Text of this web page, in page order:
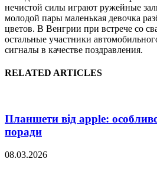
нечистой силы играют ружейные
молодой пары маленькая девочка
цветов. В Венгрии при встрече со
остальные участники
сигналы в качестве поздравления.
RELATED ARTICLES
Планшети від apple:
поради
08.03.2026